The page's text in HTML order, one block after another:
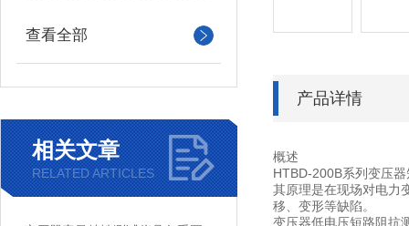
查看全部
相关文章
RELATED ARTICLES
产品详情
概述
HTBD-200B系列变压
其原理是在现场对电力
移、变形等缺陷。
变压器低电压短路阻抗